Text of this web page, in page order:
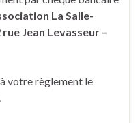
La Salle-
rue Jean Levasseur –
votre règlement le